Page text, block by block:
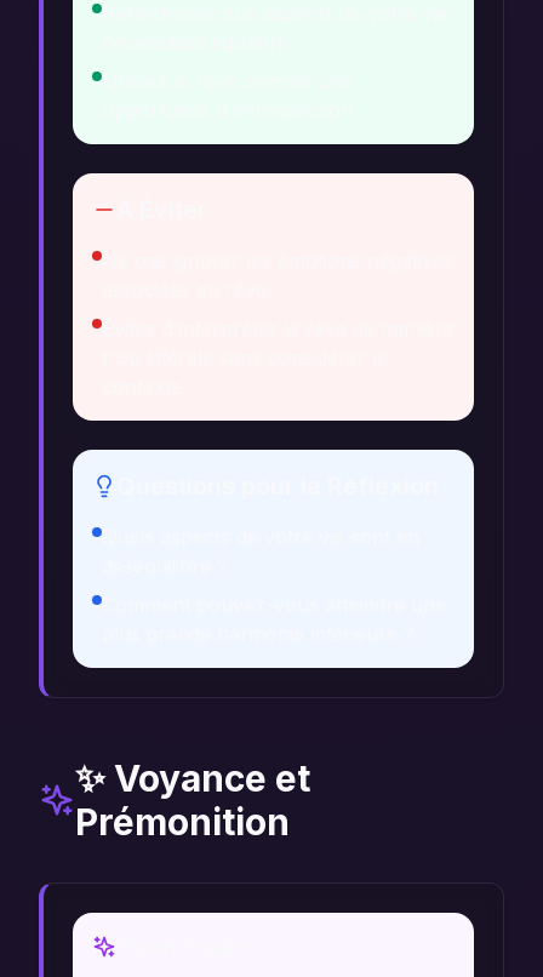
✨ Voyance et
Prémonition